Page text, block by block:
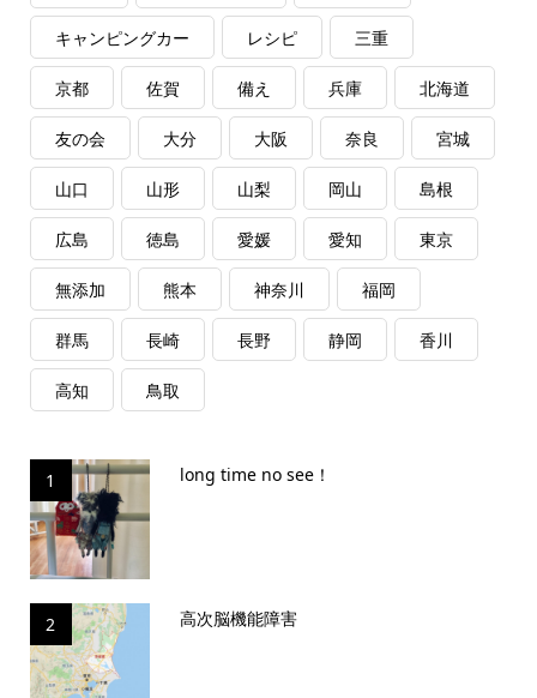
キャンピングカー レシピ 三重
京都 佐賀 備え 兵庫 北海道
友の会 大分 大阪 奈良 宮城
山口 山形 山梨 岡山 島根
広島 徳島 愛媛 愛知 東京
無添加 熊本 神奈川 福岡
群馬 長崎 長野 静岡 香川
高知 鳥取
1 long time no see！
2 高次脳機能障害